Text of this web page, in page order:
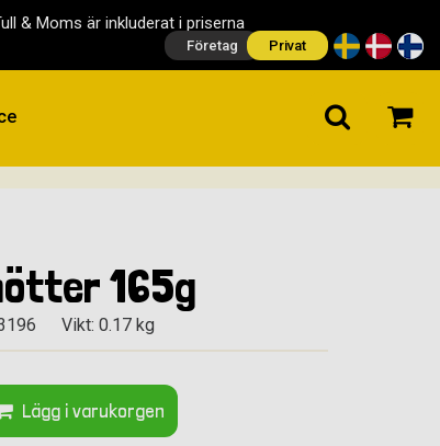
& Moms är inkluderat i priserna
Företag Privat
165g
Vikt: 0.17 kg
Lägg i varukorgen